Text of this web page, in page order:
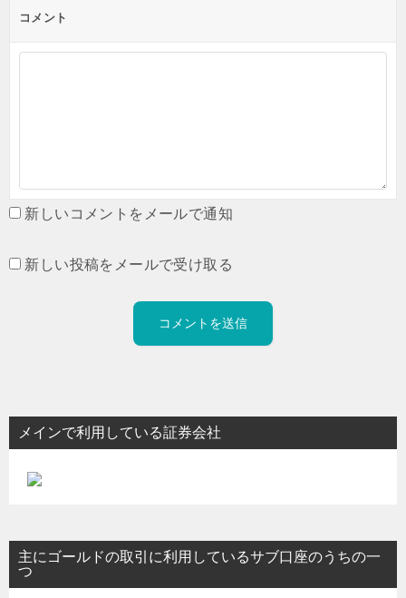
コメント
新しいコメントをメールで通知
新しい投稿をメールで受け取る
メインで利用している証券会社
主にゴールドの取引に利用しているサブ口座のうちの一
つ